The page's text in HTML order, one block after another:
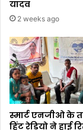
यादव
2 weeks ago
स्मार्ट एनजीओ के
हिंट रेडियो ने हाई